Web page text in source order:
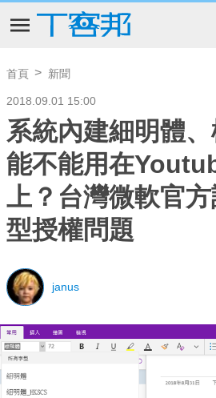
首頁 新聞
2018.09.01 15:00
系統內建細明體
能不能用在
上？台灣微軟官
型授權問題
janus